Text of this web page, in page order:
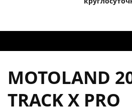
MOTOLAND
TRACK X PRO